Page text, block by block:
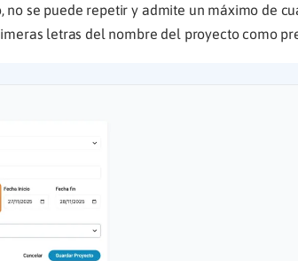
no se puede repetir y admite un máximo de
letras del nombre del proyecto como